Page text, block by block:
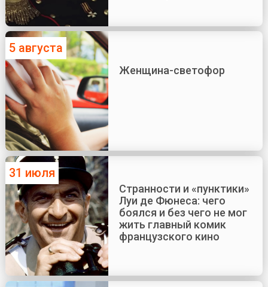
5 августа
Женщина-светофор
31 июля
Странности и «пунктики»
Луи де Фюнеса: чего
боялся и без чего не мог
жить главный комик
французского кино